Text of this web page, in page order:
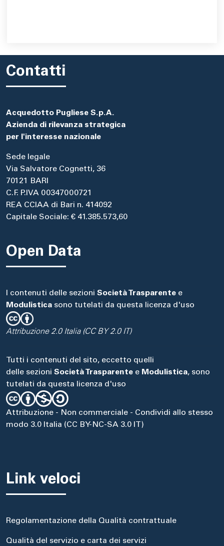
Contatti
Acquedotto Pugliese S.p.A.
Azienda di rilevanza strategica
per l'interesse nazionale
Sede legale
Via Salvatore Cognetti, 36
70121 BARI
C.F. P.IVA 00347000721
REA CCIAA di Bari n. 414092
Capitale Sociale: € 41.385.573,60
Open Data
I contenuti delle sezioni Società Trasparente e
Modulistica sono tutelati da questa licenza d'uso
Attribuzione 2.0 Italia (CC BY 2.0 IT)
Tutti i contenuti del sito, eccetto quelli
delle sezioni Società Trasparente e Modulistica, sono
tutelati da questa licenza d'uso
Attribuzione - Non commerciale - Condividi allo stesso
modo 3.0 Italia (CC BY-NC-SA 3.0 IT)
Link veloci
Regolamentazione della Qualità contrattuale
Qualità del servizio e carta dei servizi